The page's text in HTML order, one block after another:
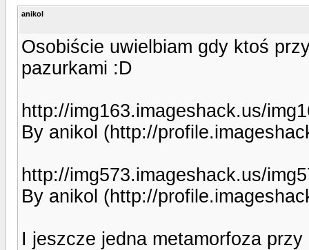
anikol
Osobiście uwielbiam gdy ktoś
pazurkami :D
http://img163.imageshack.us/
By anikol (http://
http://img573.imageshack.us/
By anikol (http://
I jeszcze jedna metamorfoza